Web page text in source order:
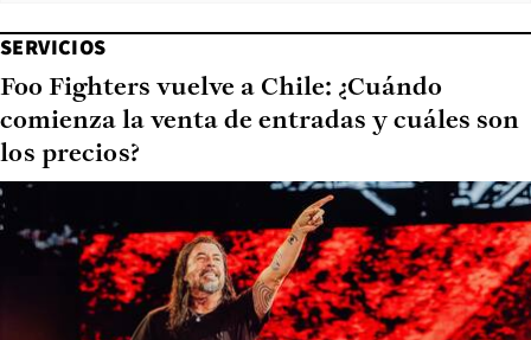
SERVICIOS
Foo Fighters vuelve a Chile: ¿Cuándo
comienza la venta de entradas y cuáles son
los precios?